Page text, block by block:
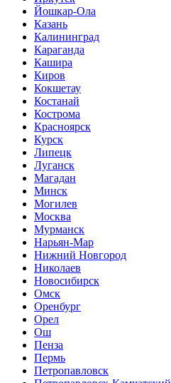
Йошкар-Ола
Казань
Калининград
Караганда
Кашира
Киров
Кокшетау
Костанай
Кострома
Красноярск
Курск
Липецк
Луганск
Магадан
Минск
Могилев
Москва
Мурманск
Нарьян-Мар
Нижний Новгород
Николаев
Новосибирск
Омск
Оренбург
Орел
Ош
Пенза
Пермь
Петропавловск